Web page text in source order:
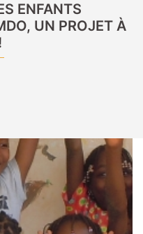
ENFANTS
UN PROJET À